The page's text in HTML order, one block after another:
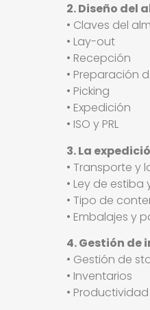
2. Diseño del
• Claves del
• Lay-out
• Recepción
• Preparación
• Picking
• Expedición
• ISO y PRL
3. La
• Transporte y
• Ley de
• Tipo de
• Embalajes y
4. Gestión de
• Gestión de
• Inventarios
• Productividad